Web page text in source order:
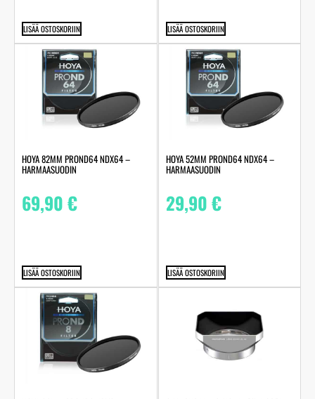
LISÄÄ OSTOSKORIIN LISÄÄ OSTOSKORIIN
HOYA 82MM PROND64 NDX64 –
HARMAASUODIN
69,90€
LISÄÄ OSTOSKORIIN
HOYA 52MM PROND64 NDX64 –
HARMAASUODIN
29,90€
LISÄÄ OSTOSKORIIN